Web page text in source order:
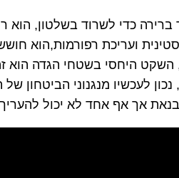
כדי לשרוד בשלטון, הוא
ועריכת רפורמות,הוא
השקט היחסי בשטחי הגדה הוא
לעכשיו מנגנוני הביטחון
אך אף אחד לא יכול